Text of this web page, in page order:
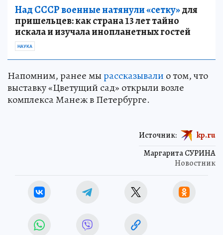
Над СССР военные натянули «сетку»для
пришельцев: как страна 13 лет тайно
искала и изучала инопланетных гостей
НАУКА
Напомним, ранее мырассказывали о том, что
выставку «Цветущий сад» открыли возле
комплекса Манеж в Петербурге.
Маргарита СУРИНА
Новостник
Источник: kp.ru